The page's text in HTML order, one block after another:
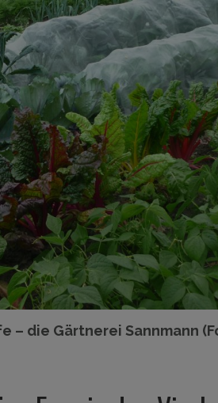
– die Gärtnerei Sannmann